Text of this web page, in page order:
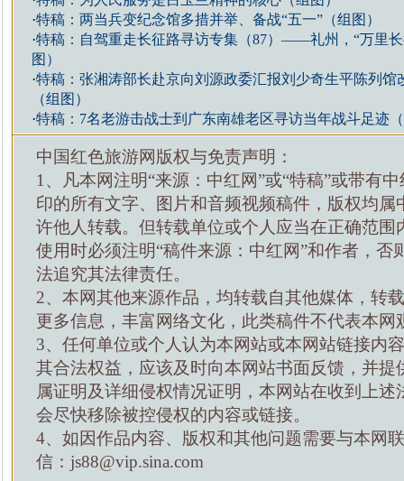
·特稿：两当兵变纪念馆多措并举、备战“五一”（组图）
·特稿：自驾重走长征路寻访专集（87）——礼州，“万里
图）
·特稿：张湘涛部长赴京向刘源政委汇报刘少奇生平陈列馆
（组图）
·特稿：7名老游击战士到广东南雄老区寻访当年战斗足迹
中国红色旅游网版权与免责声明：
1、凡本网注明“来源：中红网”或“特稿”或带有
印的所有文字、图片和音频视频稿件，版权均属
许他人转载。但转载单位或个人应当在正确范围
使用时必须注明“稿件来源：中红网”和作者，否
法追究其法律责任。
2、本网其他来源作品，均转载自其他媒体，转
更多信息，丰富网络文化，此类稿件不代表本网
3、任何单位或个人认为本网站或本网站链接内
其合法权益，应该及时向本网站书面反馈，并提
属证明及详细侵权情况证明，本网站在收到上述
会尽快移除被控侵权的内容或链接。
4、如因作品内容、版权和其他问题需要与本网
信：js88@vip.sina.com